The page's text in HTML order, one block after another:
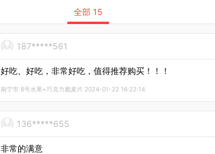
187*****561
好吃、好吃，非常好吃，值得推荐购买！！！
南宁市 8号水果+巧克力脆麦片 2024-01-22 16:22:14
136*****655
非常的满意
全部 15